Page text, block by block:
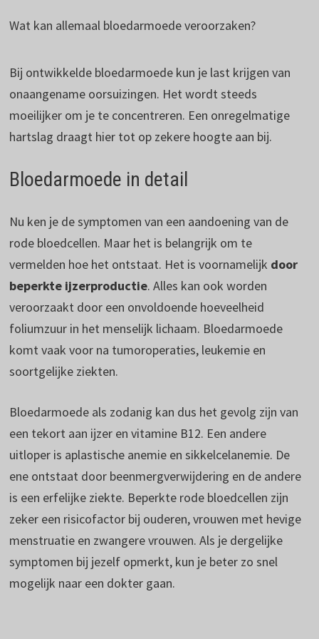
Wat kan allemaal bloedarmoede veroorzaken?
Bij ontwikkelde bloedarmoede kun je last krijgen van
onaangename oorsuizingen. Het wordt steeds
moeilijker om je te concentreren. Een onregelmatige
hartslag draagt hier tot op zekere hoogte aan bij.
Bloedarmoede in detail
Nu ken je de symptomen van een aandoening van de
rode bloedcellen. Maar het is belangrijk om te
vermelden hoe het ontstaat. Het is voornamelijk door
beperkte ijzerproductie. Alles kan ook worden
veroorzaakt door een onvoldoende hoeveelheid
foliumzuur in het menselijk lichaam. Bloedarmoede
komt vaak voor na tumoroperaties, leukemie en
soortgelijke ziekten.
Bloedarmoede als zodanig kan dus het gevolg zijn van
een tekort aan ijzer en vitamine B12. Een andere
uitloper is aplastische anemie en sikkelcelanemie. De
ene ontstaat door beenmergverwijdering en de andere
is een erfelijke ziekte. Beperkte rode bloedcellen zijn
zeker een risicofactor bij ouderen, vrouwen met hevige
menstruatie en zwangere vrouwen. Als je dergelijke
symptomen bij jezelf opmerkt, kun je beter zo snel
mogelijk naar een dokter gaan.